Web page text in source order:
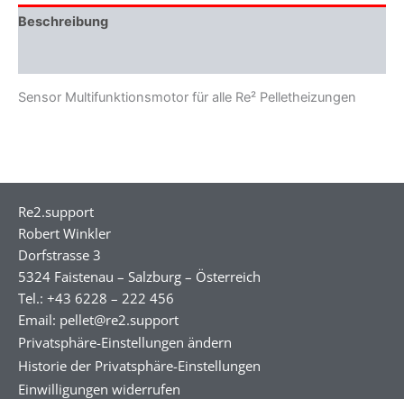
Beschreibung
Sensor Multifunktionsmotor für alle Re² Pelletheizungen
Re2.support
Robert Winkler
Dorfstrasse 3
5324 Faistenau – Salzburg – Österreich
Tel.: +43 6228 – 222 456
Email: pellet@re2.support
Privatsphäre-Einstellungen ändern
Historie der Privatsphäre-Einstellungen
Einwilligungen widerrufen